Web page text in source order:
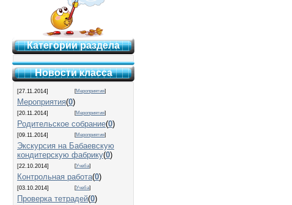
Категории раздела
Новости класса
[27.11.2014] [Мероприятия]
Мероприятия(0)
[20.11.2014] [Мероприятия]
Родительское собрание(0)
[09.11.2014] [Мероприятия]
Экскурсия на Бабаевскую
кондитерскую фабрику(0)
[22.10.2014] [Учеба]
Контрольная работа(0)
[03.10.2014] [Учеба]
Проверка тетрадей(0)